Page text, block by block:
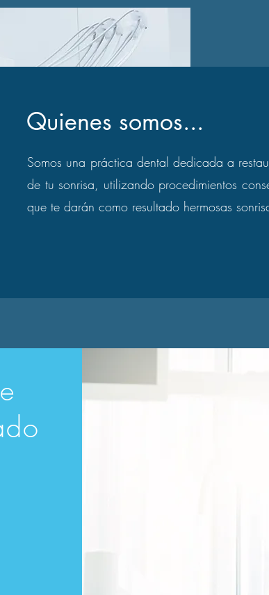
Quienes somos...
Somos una práctica dental dedicada a
de tu sonrisa, utilizando procedimientos
que te darán como resultado hermosas